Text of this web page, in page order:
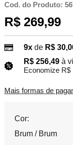
Cod. do Produto:
R$ 269,99
9xde R$
R$ 256,49 à
Economize R$
Mais formas de
Cor:
Brum / Brum